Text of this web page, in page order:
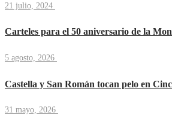
21 julio, 2024
Carteles para el 50 aniversario de la
5 agosto, 2026
Castella y San Román tocan pelo en
31 mayo, 2026